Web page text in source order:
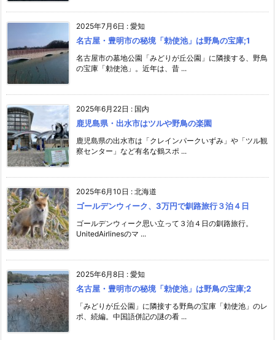
2025年7月6日 : 愛知
名古屋・豊明市の秘境「勅使池」は野鳥の宝庫;1
名古屋市の墓地公園「みどりが丘公園」に隣接する、野鳥
の宝庫「勅使池」。近年は、昔 ...
2025年6月22日 : 国内
鹿児島県・出水市はツルや野鳥の楽園
鹿児島県の出水市は「クレインパークいずみ」や「ツル観
察センター」など有名な鶴スポ ...
2025年6月10日 : 北海道
ゴールデンウィーク、3万円で釧路旅行３泊４日
ゴールデンウィーク思い立って３泊４日の釧路旅行。
UnitedAirlinesのマ ...
2025年6月8日 : 愛知
名古屋・豊明市の秘境「勅使池」は野鳥の宝庫;2
「みどりが丘公園」に隣接する野鳥の宝庫「勅使池」のレ
ポ、続編。中国語併記の謎の看 ...